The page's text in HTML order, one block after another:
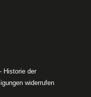
Historie der
widerrufen